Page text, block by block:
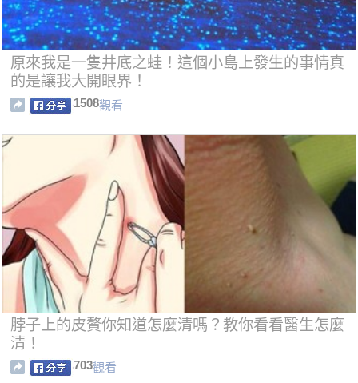
原來我是一隻井底之蛙！這個小島上發生的事情真
的是讓我大開眼界！
1508觀看
脖子上的皮贅你知道怎麼清嗎？教你看看醫生怎麼
清！
703觀看